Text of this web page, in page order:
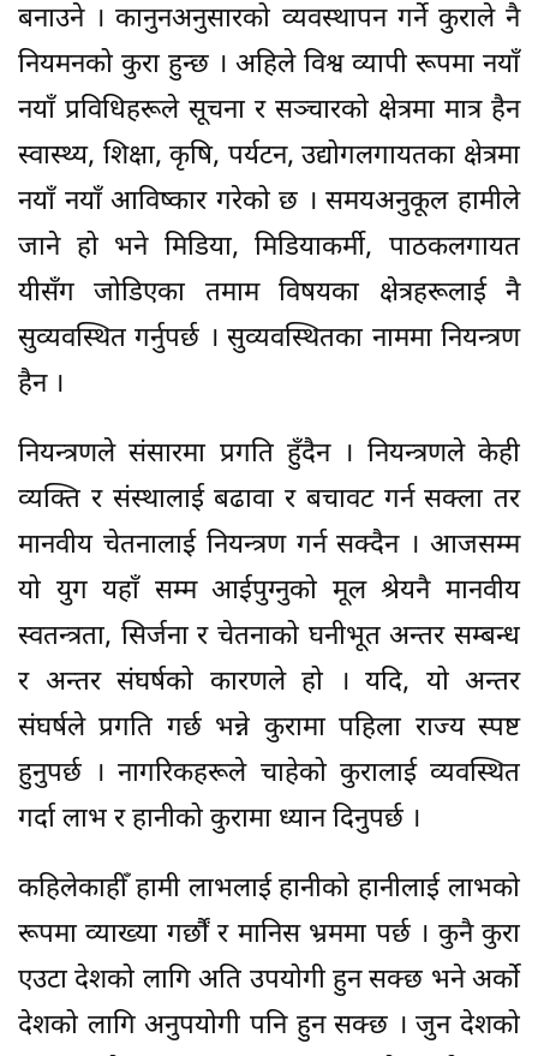
बनाउने । कानुनअनुसारको व्यवस्थापन गर्ने कुराले नै
नियमनको कुरा हुन्छ । अहिले विश्व व्यापी रूपमा नयाँ
नयाँ प्रविधिहरूले सूचना र सञ्चारको क्षेत्रमा मात्र हैन
स्वास्थ्य, शिक्षा, कृषि, पर्यटन, उद्योगलगायतका क्षेत्रमा
नयाँ नयाँ आविष्कार गरेको छ । समयअनुकूल हामीले
जाने हो भने मिडिया, मिडियाकर्मी, पाठकलगायत
यीसँग जोडिएका तमाम विषयका क्षेत्रहरूलाई नै
सुव्यवस्थित गर्नुपर्छ । सुव्यवस्थितका नाममा नियन्त्रण
हैन ।
नियन्त्रणले संसारमा प्रगति हुँदैन । नियन्त्रणले केही
व्यक्ति र संस्थालाई बढावा र बचावट गर्न सक्ला तर
मानवीय चेतनालाई नियन्त्रण गर्न सक्दैन । आजसम्म
यो युग यहाँ सम्म आईपुग्नुको मूल श्रेयनै मानवीय
स्वतन्त्रता, सिर्जना र चेतनाको घनीभूत अन्तर सम्बन्ध
र अन्तर संघर्षको कारणले हो । यदि, यो अन्तर
संघर्षले प्रगति गर्छ भन्ने कुरामा पहिला राज्य स्पष्ट
हुनुपर्छ । नागरिकहरूले चाहेको कुरालाई व्यवस्थित
गर्दा लाभ र हानीको कुरामा ध्यान दिनुपर्छ ।
कहिलेकाहीँ हामी लाभलाई हानीको हानीलाई लाभको
रूपमा व्याख्या गर्छौं र मानिस भ्रममा पर्छ । कुनै कुरा
एउटा देशको लागि अति उपयोगी हुन सक्छ भने अर्को
देशको लागि अनुपयोगी पनि हुन सक्छ । जुन देशको